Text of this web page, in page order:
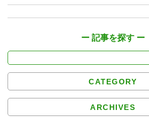
CATEGORY
ARCHIVES